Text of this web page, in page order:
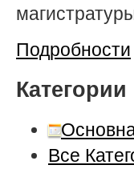
Подробности
Категории
Все